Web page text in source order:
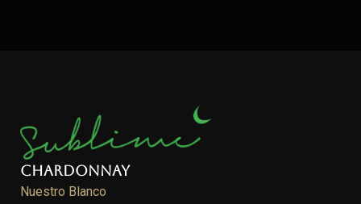
Chardonnay
Nuestro Blanco